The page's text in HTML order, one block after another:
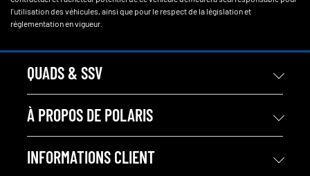
l'utilisation des véhicules, ainsi que pour le respect de la législation et
réglementation en vigueur.
QUADS & SSV
À PROPOS DE POLARIS
INFORMATIONS CLIENT